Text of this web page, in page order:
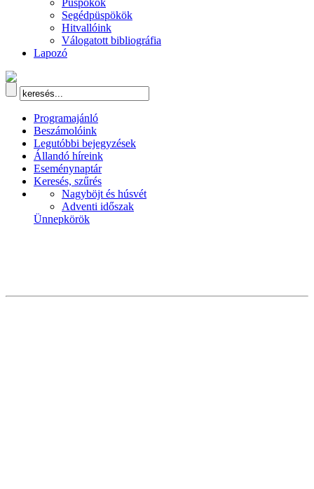
Püspökök
Segédpüspökök
Hitvallóink
Válogatott bibliográfia
Lapozó
Programajánló
Beszámolóink
Legutóbbi bejegyzések
Állandó híreink
Eseménynaptár
Keresés, szűrés
Nagyböjt és húsvét
Adventi időszak
Ünnepkörök